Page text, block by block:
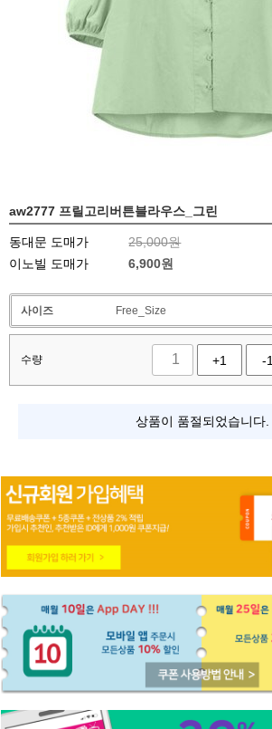
aw2777 프릴고리버튼블라우스_그린
동대문 도매가
25,000원
이노빌 도매가
6,900원
사이즈 Free_Size
수량 +1 -1
상품이 품절되었습니다.